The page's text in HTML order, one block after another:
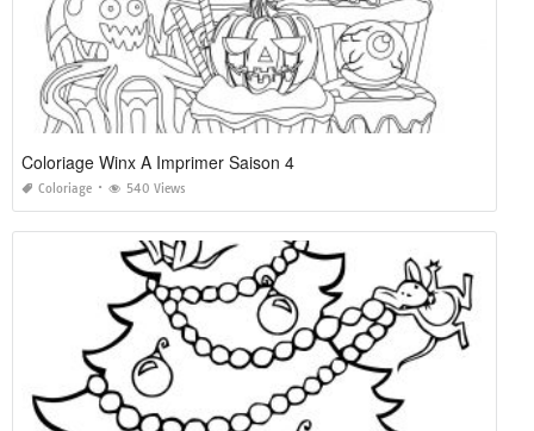
Coloriage Winx A Imprimer Saison 4
Coloriage 540 Views